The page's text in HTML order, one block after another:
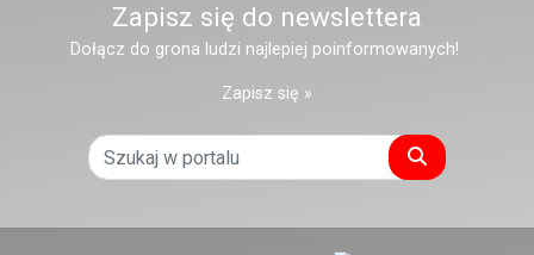
Zapisz się do newslettera
Dołącz do grona ludzi najlepiej poinformowanych!
Zapisz się »
Szukaj